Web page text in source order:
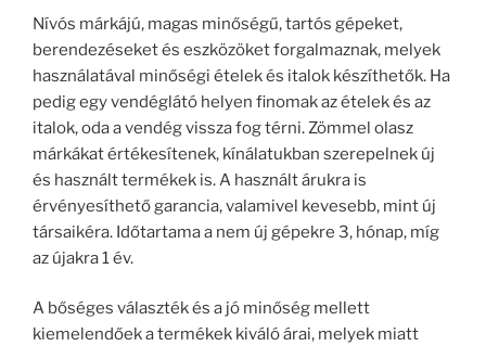
Nívós márkájú, magas minőségű, tartós gépeket,
berendezéseket és eszközöket forgalmaznak, melyek
használatával minőségi ételek és italok készíthetők. Ha
pedig egy vendéglátó helyen finomak az ételek és az
italok, oda a vendég vissza fog térni. Zömmel olasz
márkákat értékesítenek, kínálatukban szerepelnek új
és használt termékek is. A használt árukra is
érvényesíthető garancia, valamivel kevesebb, mint új
társaikéra. Időtartama a nem új gépekre 3, hónap, míg
az újakra 1 év.
A bőséges választék és a jó minőség mellett
kiemelendőek a termékek kiváló árai, melyek miatt